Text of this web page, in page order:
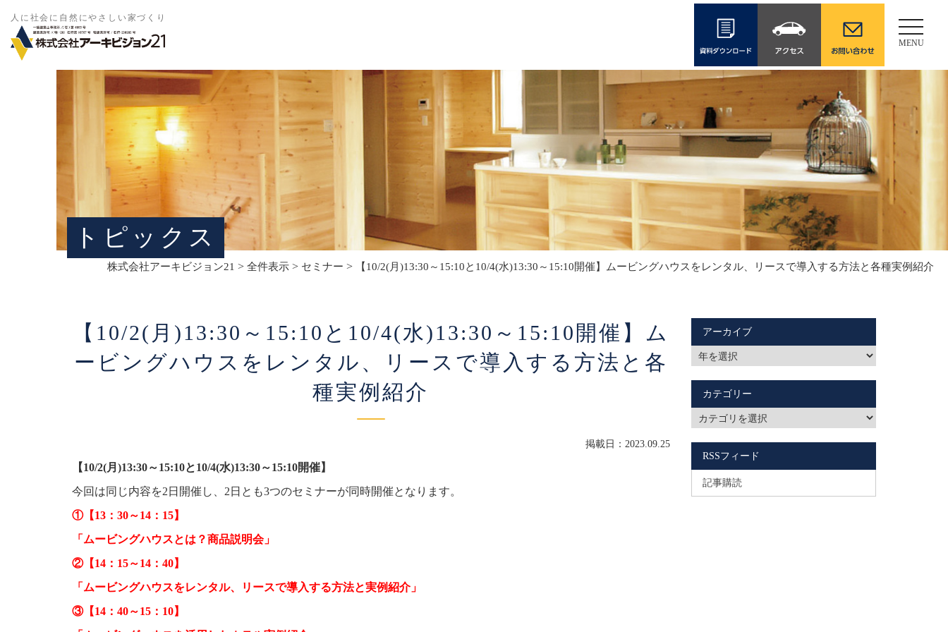
人に社会に自然にやさしい家づくり
Toggle
MENU
トピックス
株式会社アーキビジョン21 > 全件表示 > セミナー > 【10/2(月)13:30～15:10と10/4(水)13:30～15:10開催​​​】ムービングハウスをレンタル、リースで導入する方法と各種実例紹介
【10/2(月)13:30～15:10と10/4(水)13:30～15:10開催​​​】ム
ービングハウスをレンタル、リースで導入する方法と各
種実例紹介
掲載日：2023.09.25
【​​​​10/2(月)13:30～15:10と​​10/4(水)13:30～15:10開催​​​】
今回は同じ内容を2日開催し、2日とも3つのセミナーが同時開催となります。
①【13：30～14：15】
「ムービングハウスとは？商品説明会」
②【14：15～14：40】
「ムービングハウスをレンタル、リースで導入する方法と実例紹介」
③【14：40～15：10】
アーカイブ
カテゴリー
RSSフィード
記事購読